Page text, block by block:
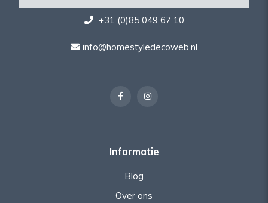
+31 (0)85 049 67 10
info@homestyledecoweb.nl
Informatie
Blog
Over ons